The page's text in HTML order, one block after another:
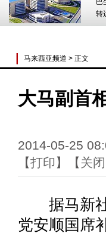
巴
转
马来西亚频道 > 正文
大马副首
2014-05-25
【打印 】【关闭
据马新社
党安顺国席